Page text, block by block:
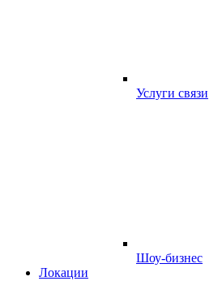
Услуги связи
Шоу-бизнес
Локации